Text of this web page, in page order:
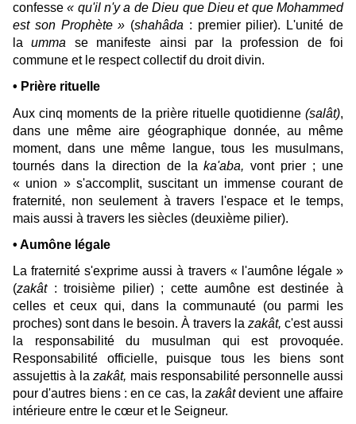
confesse« qu'il n'y a de Dieu que Dieu et que Mohammed
est son Prophète » (shahâda : premier pilier). L'unité de
laumma se manifeste ainsi par la profession de foi
commune et le respect collectif du droit divin.
• Prière rituelle
Aux cinq moments de la prière rituelle quotidienne (salât),
dans une même aire géographique donnée, au même
moment, dans une même langue, tous les musulmans,
tournés dans la direction de laka'aba,vont prier ; une
« union » s'accomplit, suscitant un immense courant de
fraternité, non seulement à travers l'espace et le temps,
mais aussi à travers les siècles (deuxième pilier).
• Aumône légale
La fraternité s'exprime aussi à travers « l'aumône légale »
(zakât : troisième pilier) ; cette aumône est destinée à
celles et ceux qui, dans la communauté (ou parmi les
proches) sont dans le besoin. À travers la zakât, c'est aussi
la responsabilité du musulman qui est provoquée.
Responsabilité officielle, puisque tous les biens sont
assujettis à lazakât, mais responsabilité personnelle aussi
pour d'autres biens : en ce cas, lazakâtdevient une affaire
intérieure entre le cœur et le Seigneur.